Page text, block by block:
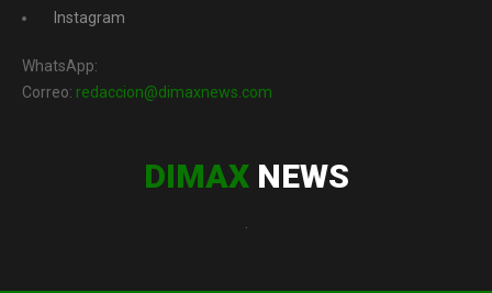
Instagram
WhatsApp:
Correo: redaccion@dimaxnews.com
DIMAXNEWS